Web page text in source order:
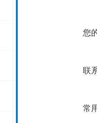
您
联
常